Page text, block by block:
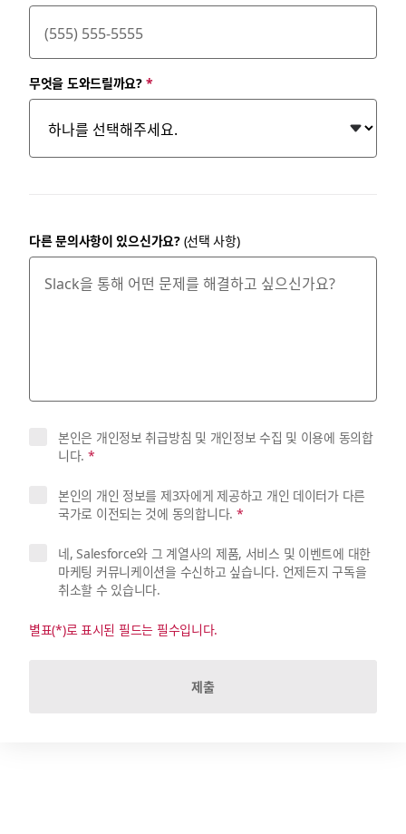
무엇을 도와드릴까요?*
다른 문의사항이 있으신가요?(선택 사항)
본인은 개인정보 취급방침 및 개인정보 수집 및 이용에 동의합
니다. *
본인의 개인 정보를 제3자에게 제공하고 개인 데이터가 다른
국가로 이전되는 것에 동의합니다. *
네, Salesforce와 그 계열사의 제품, 서비스 및 이벤트에 대한
마케팅 커뮤니케이션을 수신하고 싶습니다. 언제든지 구독을
취소할 수 있습니다.
별표(*)로 표시된 필드는 필수입니다.
제출